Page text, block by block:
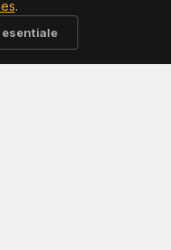
.
esentiale